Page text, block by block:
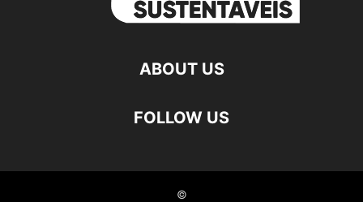
ABOUT US
FOLLOW US
©